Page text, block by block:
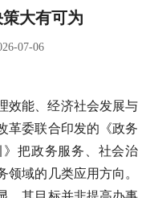
大有可为
07-06
效能、经济社会发展与
革委联合印发的《政务
把政务服务、社会治
域的几类应用方向。